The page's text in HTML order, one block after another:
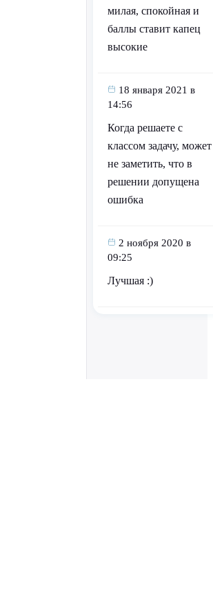
милая, спокойная и
баллы ставит капец
высокие
18 января 2021 в
14:56
Когда решаете с
классом задачу, может
не заметить, что в
решении допущена
ошибка
2 ноября 2020 в
09:25
Лучшая :)